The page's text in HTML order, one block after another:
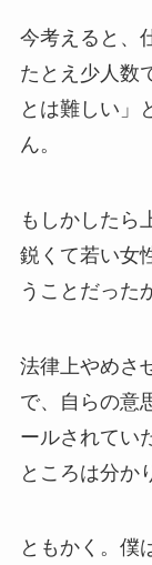
今考えると、
たとえ少人数
とは難しい」
ん。
もしかしたら
鋭くて若い女
うことだった
法律上やめさ
で、自らの意
ールされてい
ところは分か
ともかく。僕